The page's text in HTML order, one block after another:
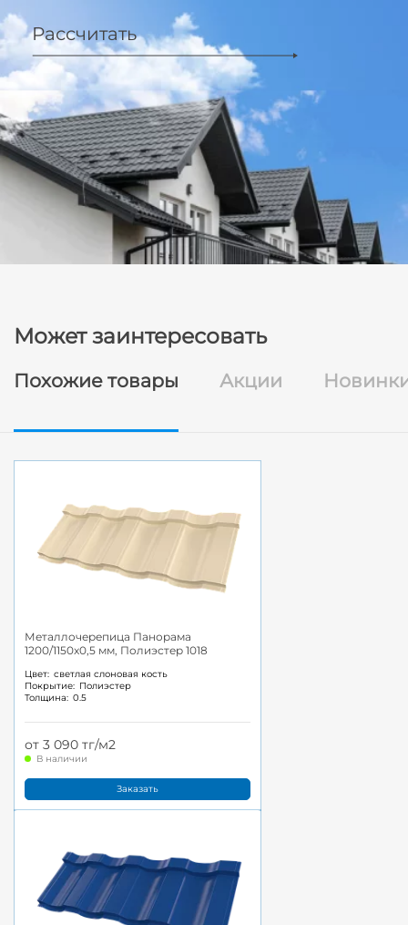
Рассчитать
Может заинтересовать
Похожие товары Акции
Металлочерепица Панорама
1200/1150x0,5 мм, Полиэстер 1018
Цвет: светлая слоновая кость
Покрытие: Полиэстер
Толщина: 0.5
от 3 090 тг/м2
В наличии
Заказать